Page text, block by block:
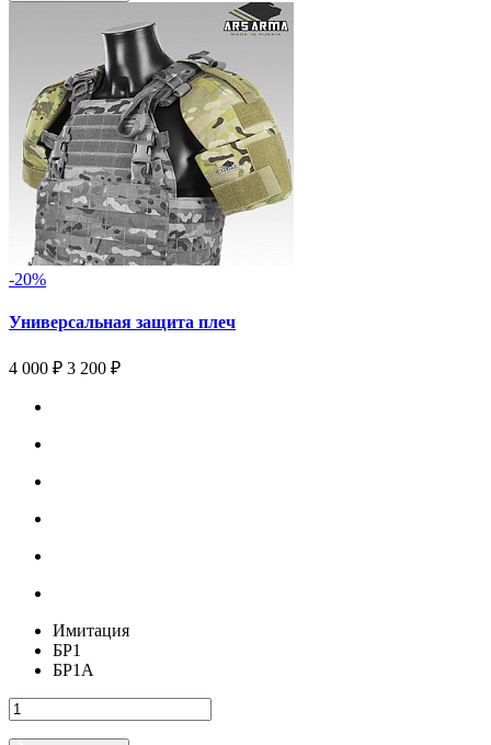
-20%
Универсальная защита плеч
4 000 ₽ 3 200 ₽
Имитация
БР1
БР1А